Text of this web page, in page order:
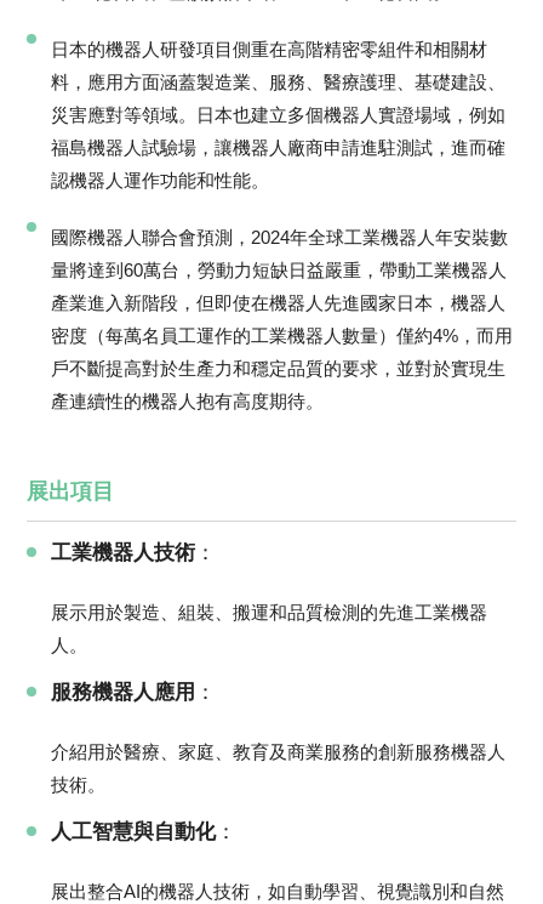
日本的機器人研發項目側重在高階精密零組件和相關材
料，應用方面涵蓋製造業、服務、醫療護理、基礎建設、
災害應對等領域。日本也建立多個機器人實證場域，例如
福島機器人試驗場，讓機器人廠商申請進駐測試，進而確
認機器人運作功能和性能。
國際機器人聯合會預測，2024年全球工業機器人年安裝數
量將達到60萬台，勞動力短缺日益嚴重，帶動工業機器人
產業進入新階段，但即使在機器人先進國家日本，機器人
密度（每萬名員工運作的工業機器人數量）僅約4%，而用
戶不斷提高對於生產力和穩定品質的要求，並對於實現生
產連續性的機器人抱有高度期待。
展出項目
工業機器人技術：
展示用於製造、組裝、搬運和品質檢測的先進工業機器
人。
服務機器人應用 ：
介紹用於醫療、家庭、教育及商業服務的創新服務機器人
技術。
人工智慧與自動化：
展出整合AI的機器人技術，如自動學習、視覺識別和自然